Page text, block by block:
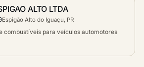
ALTO LTDA
Espigão Alto do Iguaçu, PR
combustíveis para veículos automotores